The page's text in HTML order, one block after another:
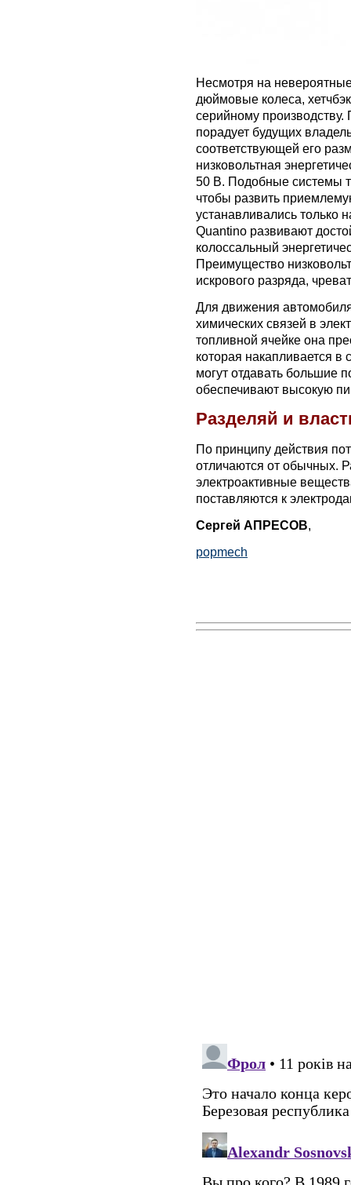
Несмотря на
дюймовые колеса,
серийному
порадует будущих
соответствующей его
низковольтная
50 В. Подобные системы
чтобы развить
устанавливались только
Quantino развивают
колоссальный
Преимущество
искрового разряда,
Для движения
химических связей в
топливной ячейке она
которая накапливается в
могут отдавать большие
обеспечивают высокую
Разделяй и
По принципу действия
отличаются от обычных.
электроактивные
поставляются к
Сергей АПРЕСОВ,
popmech